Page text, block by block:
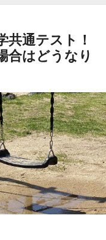
共通テスト！
合はどうなり